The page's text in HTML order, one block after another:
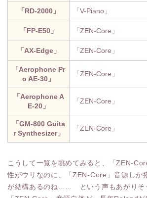
「RD-2000」 「V-Piano」
「FP-E50」 「ZEN-Core」
「AX-Edge」 「ZEN-Core」
「Aerophone Pr
o AE-30」
「ZEN-Core」
「Aerophone A
E-20」
「ZEN-Core」
「GM-800 Guita
r Synthesizer」
「ZEN-Core」
こうして一覧を眺めてみると、「ZEN-
性がウリなのに、「ZEN-Core」音源しか
が結構あるのね…… という声もあがりそ